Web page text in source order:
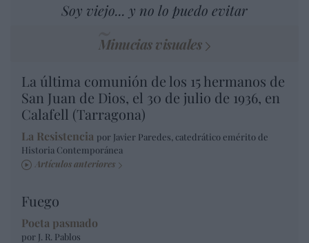
Soy viejo... y no lo puedo evitar
Minucias visuales
La última comunión de los 15 hermanos de
San Juan de Dios, el 30 de julio de 1936, en
Calafell (Tarragona)
La Resistencia por Javier Paredes, catedrático emérito de
Historia Contemporánea
Artículos anteriores
Fuego
Poeta pasmado
por J. R. Pablos